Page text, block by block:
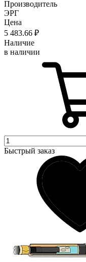
Производитель
ЭРГ
Цена
5 483.66 ₽
Наличие
в наличии
Быстрый заказ